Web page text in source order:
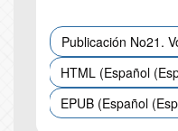
Publicación No21.
HTML (Español
EPUB (Español